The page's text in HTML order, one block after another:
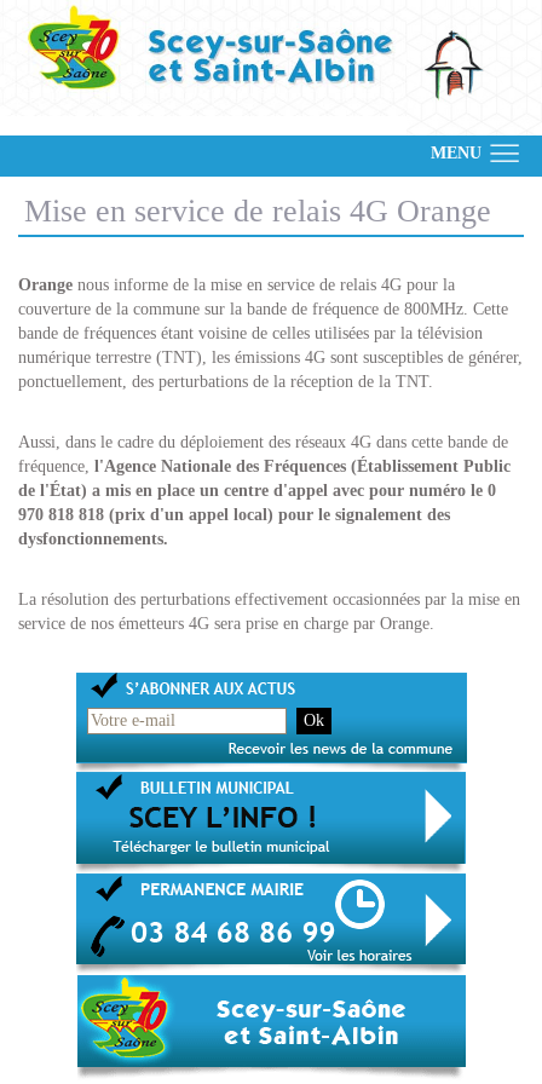
MENU
Mise en service de relais 4G Orange
Orange nous informe de la mise en service de relais 4G pour la
couverture de la commune sur la bande de fréquence de 800MHz. Cette
bande de fréquences étant voisine de celles utilisées par la télévision
numérique terrestre (TNT), les émissions 4G sont susceptibles de générer,
ponctuellement, des perturbations de la réception de la TNT.
Aussi, dans le cadre du déploiement des réseaux 4G dans cette bande de
fréquence, l'Agence Nationale des Fréquences (Établissement Public
de l'État) a mis en place un centre d'appel avec pour numéro le 0
970 818 818 (prix d'un appel local) pour le signalement des
dysfonctionnements.
La résolution des perturbations effectivement occasionnées par la mise en
service de nos émetteurs 4G sera prise en charge par Orange.